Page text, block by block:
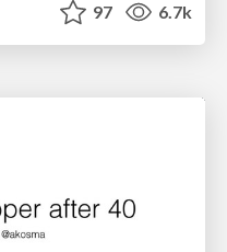
97 6.7k